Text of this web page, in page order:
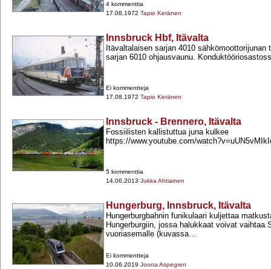
4 kommenttia
17.08.1972 Tapio Keränen
Innsbruck Hbf, Itävalta
Itävaltalaisen sarjan 4010 sähkömoottorijunan
sarjan 6010 ohjausvaunu.
Ei kommentteja
17.08.1972 Tapio Keränen
Innsbruck - Brennero, Itävalta
Fossiilisten kallistuttua juna kulkee
https://www.youtube.com/
5 kommenttia
14.06.2013 Jukka Ahtiainen
Hungerburg, Innsbruck, Itävalta
Hungerburgbahnin funikulaari kuljettaa
Hungerburgiin, jossa halukkaat voivat vaihtaa
vuoriasemalle (kuvassa...
Ei kommentteja
10.06.2019 Joona Aspegren